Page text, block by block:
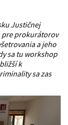
Justičnej
pre prokurátorov
a jeho
sa tu workshop
k
sa zas